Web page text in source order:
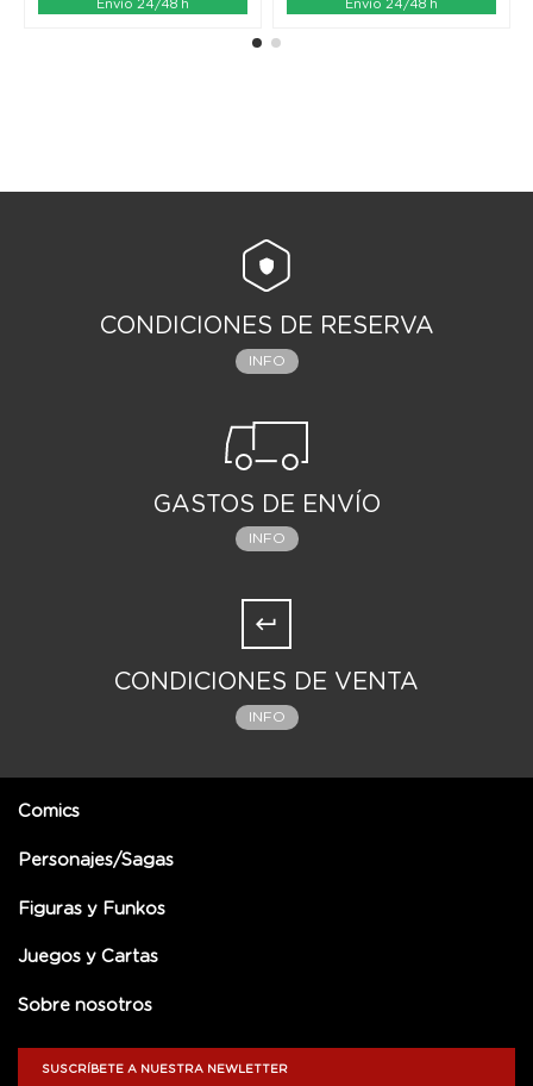
Envío 24/48 h Envío 24/48 h
CONDICIONES DE RESERVA
INFO
GASTOS DE ENVÍO
INFO
CONDICIONES DE VENTA
INFO
Comics
Personajes/Sagas
Figuras y Funkos
Juegos y Cartas
Sobre nosotros
SUSCRÍBETE A NUESTRA NEWLETTER